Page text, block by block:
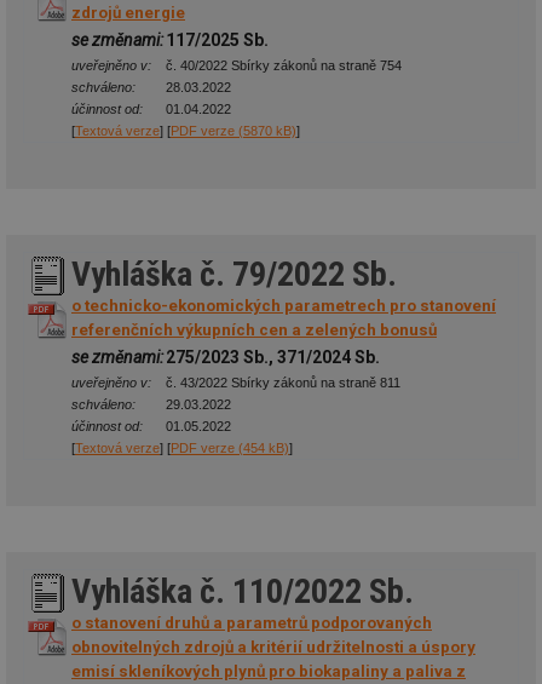
zdrojů energie
se změnami:117/2025 Sb.
uveřejněno v:
č. 40/2022 Sbírky zákonů na straně 754
schváleno:
28.03.2022
účinnost od:
01.04.2022
[Textová verze] [PDF verze (5870 kB)]
Vyhláška č. 79/2022 Sb.
o technicko-ekonomických parametrech pro stanovení
referenčních výkupních cen a zelených bonusů
se změnami:275/2023 Sb., 371/2024 Sb.
uveřejněno v:
č. 43/2022 Sbírky zákonů na straně 811
schváleno:
29.03.2022
účinnost od:
01.05.2022
[Textová verze] [PDF verze (454 kB)]
Vyhláška č. 110/2022 Sb.
o stanovení druhů a parametrů podporovaných
obnovitelných zdrojů a kritérií udržitelnosti a úspory
emisí skleníkových plynů pro biokapaliny a paliva z